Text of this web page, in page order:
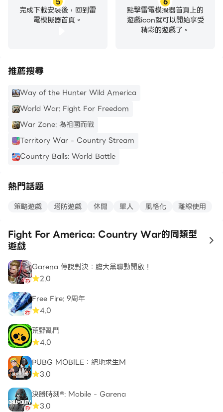
完成下載安裝後，回到雷
電模擬器首頁。
點擊雷電模擬器首頁上的
遊戲icon就可以開始享受
精彩的遊戲了。
推薦搜尋
Way of the Hunter Wild America
World War: Fight For Freedom
War Zone: 為祖國而戰
Territory War - Country Stream
Country Balls: World Battle
熱門話題
策略遊戲 塔防遊戲 休閒 單人 風格化 離線使用
Fight For America: Country War的同類型
遊戲
to
Garena 傳說對決：膽大黨聯動開啟！
2.0
Free Fire: 9周年
4.0
荒野亂鬥
4.0
PUBG MOBILE：絕地求生M
3.0
決勝時刻®: Mobile - Garena
3.0